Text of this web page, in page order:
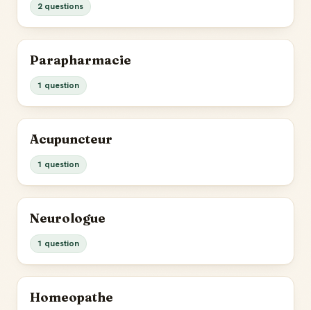
2 questions
Parapharmacie
1 question
Acupuncteur
1 question
Neurologue
1 question
Homeopathe